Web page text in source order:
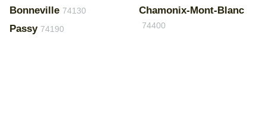
Bonneville 74130
Passy 74190
Chamonix-Mont-Blanc
74400